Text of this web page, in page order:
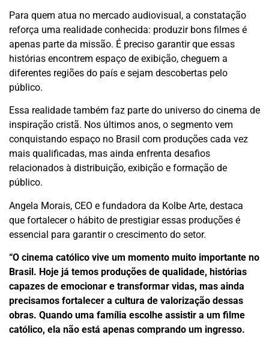
Para quem atua no mercado audiovisual, a constatação
reforça uma realidade conhecida: produzir bons filmes é
apenas parte da missão. É preciso garantir que essas
histórias encontrem espaço de exibição, cheguem a
diferentes regiões do país e sejam descobertas pelo
público.
Essa realidade também faz parte do universo do cinema de
inspiração cristã. Nos últimos anos, o segmento vem
conquistando espaço no Brasil com produções cada vez
mais qualificadas, mas ainda enfrenta desafios
relacionados à distribuição, exibição e formação de
público.
Angela Morais, CEO e fundadora da Kolbe Arte, destaca
que fortalecer o hábito de prestigiar essas produções é
essencial para garantir o crescimento do setor.
“O cinema católico vive um momento muito importante no
Brasil. Hoje já temos produções de qualidade, histórias
capazes de emocionar e transformar vidas, mas ainda
precisamos fortalecer a cultura de valorização dessas
obras. Quando uma família escolhe assistir a um filme
católico, ela não está apenas comprando um ingresso.